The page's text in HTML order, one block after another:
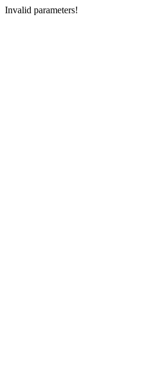
Invalid parameters!